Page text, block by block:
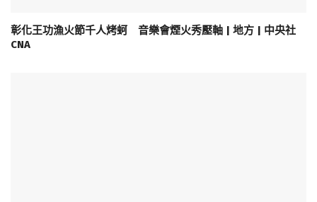
彰化王功漁火節千人烤蚵 音樂會煙火秀壓軸 | 地方 | 中央社
CNA